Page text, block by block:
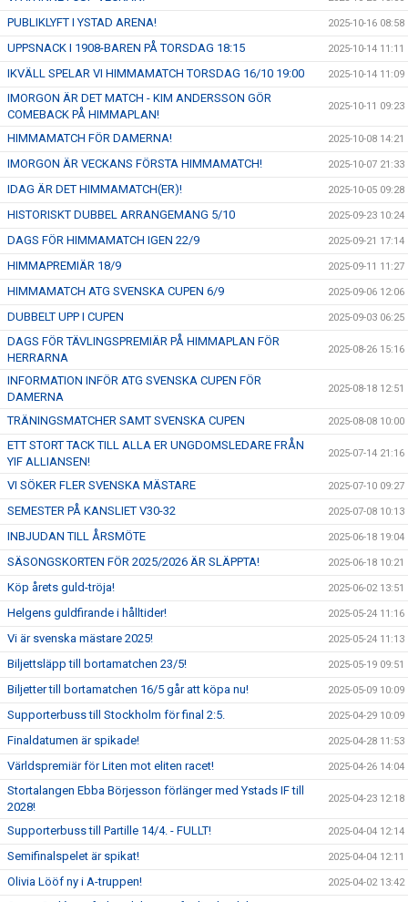
PUBLIKLYFT I YSTAD ARENA! 2025-10-16 08:58
UPPSNACK I 1908-BAREN PÅ TORSDAG 18:15 2025-10-14 11:11
IKVÄLL SPELAR VI HIMMAMATCH TORSDAG 16/10 19:00 2025-10-14 11:09
IMORGON ÄR DET MATCH - KIM ANDERSSON GÖR
COMEBACK PÅ HIMMAPLAN!
2025-10-11 09:23
HIMMAMATCH FÖR DAMERNA! 2025-10-08 14:21
IMORGON ÄR VECKANS FÖRSTA HIMMAMATCH! 2025-10-07 21:33
IDAG ÄR DET HIMMAMATCH(ER)! 2025-10-05 09:28
HISTORISKT DUBBEL ARRANGEMANG 5/10 2025-09-23 10:24
DAGS FÖR HIMMAMATCH IGEN 22/9 2025-09-21 17:14
HIMMAPREMIÄR 18/9 2025-09-11 11:27
HIMMAMATCH ATG SVENSKA CUPEN 6/9 2025-09-06 12:06
DUBBELT UPP I CUPEN 2025-09-03 06:25
DAGS FÖR TÄVLINGSPREMIÄR PÅ HIMMAPLAN FÖR
HERRARNA
2025-08-26 15:16
INFORMATION INFÖR ATG SVENSKA CUPEN FÖR
DAMERNA
2025-08-18 12:51
TRÄNINGSMATCHER SAMT SVENSKA CUPEN 2025-08-08 10:00
ETT STORT TACK TILL ALLA ER UNGDOMSLEDARE FRÅN
YIF ALLIANSEN!
2025-07-14 21:16
VI SÖKER FLER SVENSKA MÄSTARE 2025-07-10 09:27
SEMESTER PÅ KANSLIET V30-32 2025-07-08 10:13
INBJUDAN TILL ÅRSMÖTE 2025-06-18 19:04
SÄSONGSKORTEN FÖR 2025/2026 ÄR SLÄPPTA! 2025-06-18 10:21
Köp årets guld-tröja! 2025-06-02 13:51
Helgens guldfirande i hålltider! 2025-05-24 11:16
Vi är svenska mästare 2025! 2025-05-24 11:13
Biljettsläpp till bortamatchen 23/5! 2025-05-19 09:51
Biljetter till bortamatchen 16/5 går att köpa nu! 2025-05-09 10:09
Supporterbuss till Stockholm för final 2:5. 2025-04-29 10:09
Finaldatumen är spikade! 2025-04-28 11:53
Världspremiär för Liten mot eliten racet! 2025-04-26 14:04
Stortalangen Ebba Börjesson förlänger med Ystads IF till
2028!
2025-04-23 12:18
Supporterbuss till Partille 14/4. - FULLT! 2025-04-04 12:14
Semifinalspelet är spikat! 2025-04-04 12:11
Olivia Lööf ny i A-truppen! 2025-04-02 13:42